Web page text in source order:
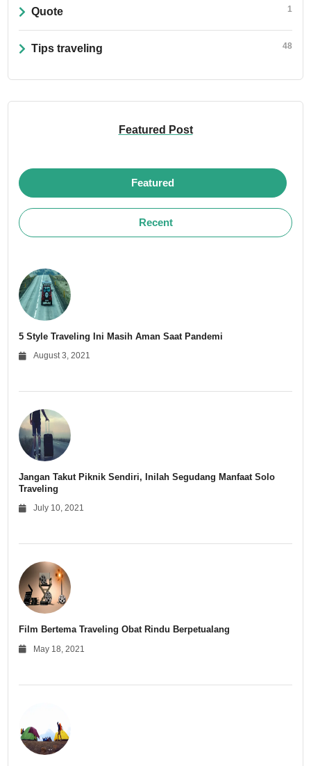
Quote 1
Tips traveling 48
Featured Post
Featured
Recent
5 Style Traveling Ini Masih Aman Saat Pandemi
August 3, 2021
Jangan Takut Piknik Sendiri, Inilah Segudang Manfaat Solo
Traveling
July 10, 2021
Film Bertema Traveling Obat Rindu Berpetualang
May 18, 2021